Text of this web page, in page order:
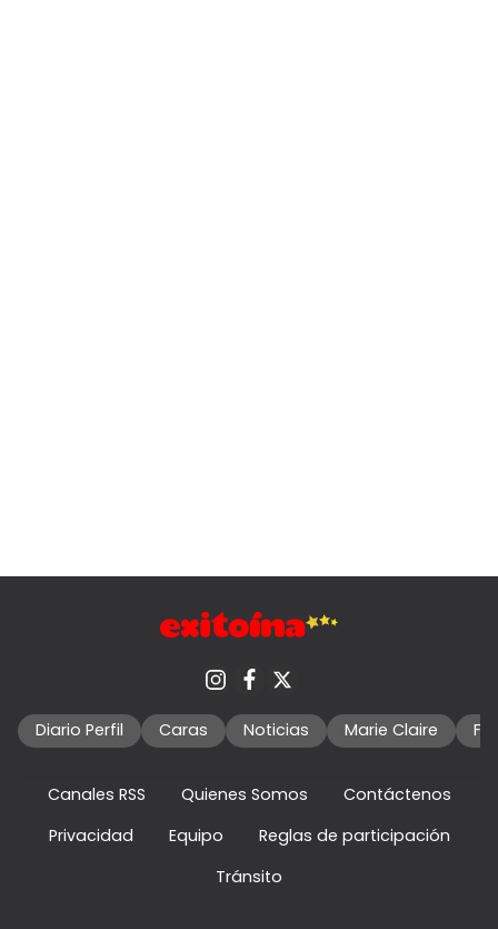
Diario Perfil Caras Noticias Marie Claire
Canales RSS Quienes Somos
Contáctenos
Privacidad
Equipo
Reglas de participación
Tránsito